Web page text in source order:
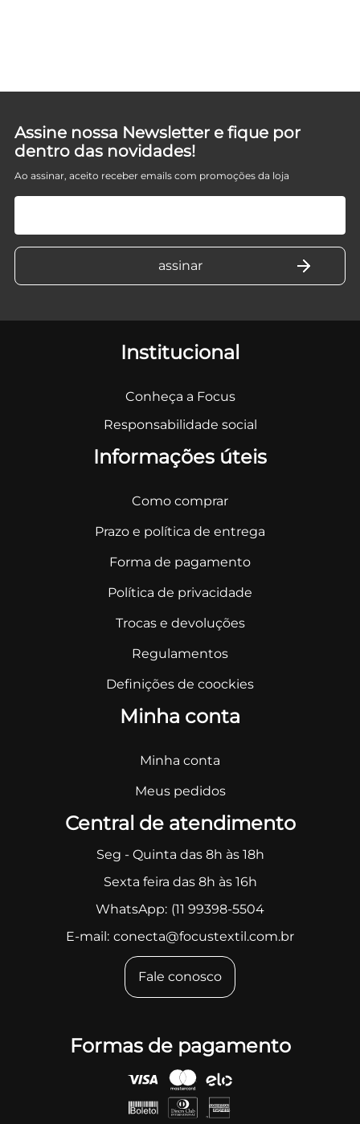
Assine nossa Newsletter e fique por
dentro das novidades!
Ao assinar, aceito receber emails com promoções da loja
Institucional
Conheça a Focus
Responsabilidade social
Informações úteis
Como comprar
Prazo e política de entrega
Forma de pagamento
Política de privacidade
Trocas e devoluções
Regulamentos
Definições de coockies
Minha conta
Minha conta
Meus pedidos
Central de atendimento
Seg - Quinta das 8h às 18h
Sexta feira das 8h às 16h
WhatsApp: (11 99398-5504
E-mail: conecta@focustextil.com.br
Fale conosco
Formas de pagamento